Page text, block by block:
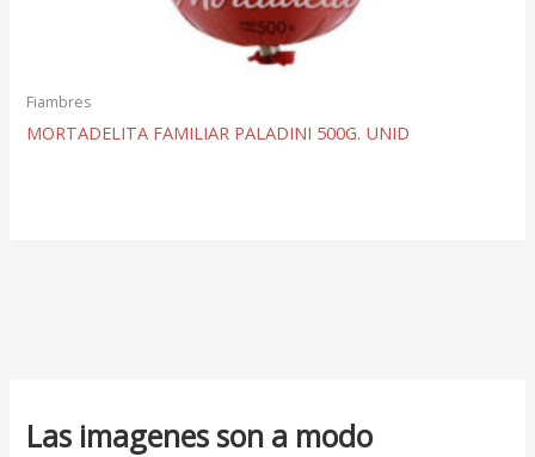
Las imagenes son a modo
Fiambres
MORTADELITA FAMILIAR PALADINI 500G. UNID